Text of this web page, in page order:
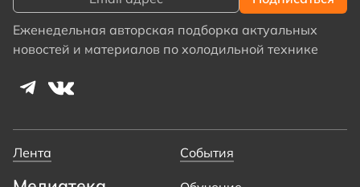
Еженедельная авторская подборка актуальных
новостей и материалов по холодильной технике
Лента События